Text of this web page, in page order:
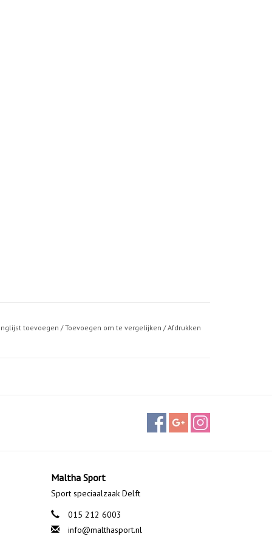
toevoegen /Toevoegen om te vergelijken /Afdrukken
Maltha Sport
Sport speciaalzaak Delft
015 212 6003
info@malthasport.nl